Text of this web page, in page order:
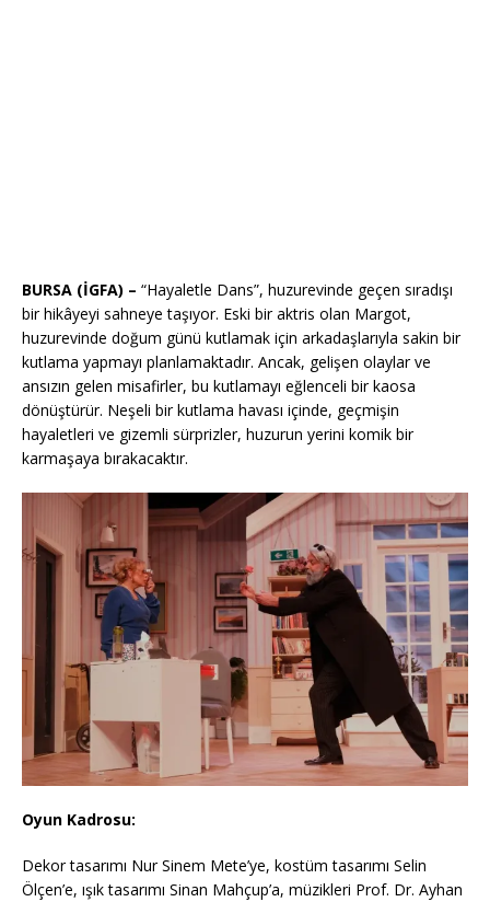
BURSA (İGFA) – “Hayaletle Dans”, huzurevinde geçen sıradışı
bir hikâyeyi sahneye taşıyor. Eski bir aktris olan Margot,
huzurevinde doğum günü kutlamak için arkadaşlarıyla sakin bir
kutlama yapmayı planlamaktadır. Ancak, gelişen olaylar ve
ansızın gelen misafirler, bu kutlamayı eğlenceli bir kaosa
dönüştürür. Neşeli bir kutlama havası içinde, geçmişin
hayaletleri ve gizemli sürprizler, huzurun yerini komik bir
karmaşaya bırakacaktır.
Oyun Kadrosu:
Dekor tasarımı Nur Sinem Mete’ye, kostüm tasarımı Selin
Ölçen’e, ışık tasarımı Sinan Mahçup’a, müzikleri Prof. Dr. Ayhan